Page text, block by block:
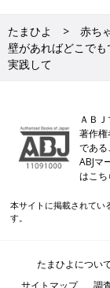
今回はウォール
たまひよ 赤ち
壁があればどこで
実践して
ＡＢ
著作
である
ABJマ
はこ
本サイトに掲載されてい
す。
たまひよについ